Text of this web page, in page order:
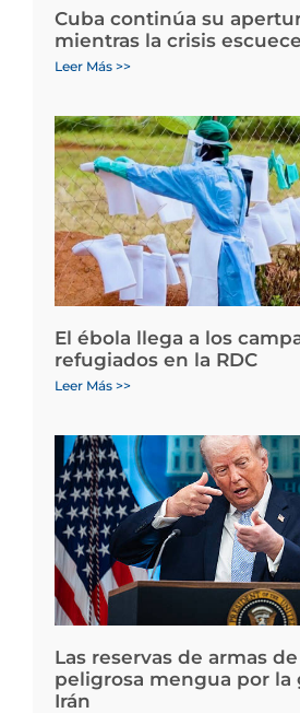
Cuba continúa su
mientras la crisis
Leer Más >>
El ébola llega a los
refugiados en la RDC
Leer Más >>
Las reservas de armas de
peligrosa mengua por la
Irán